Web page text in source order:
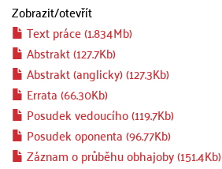
Zobrazit/otevřít
Text práce (1.834Mb)
Abstrakt (127.7Kb)
Abstrakt (anglicky) (127.3Kb)
Errata (66.30Kb)
Posudek vedoucího (119.7Kb)
Posudek oponenta (96.77Kb)
Záznam o průběhu obhajoby (151.4Kb)